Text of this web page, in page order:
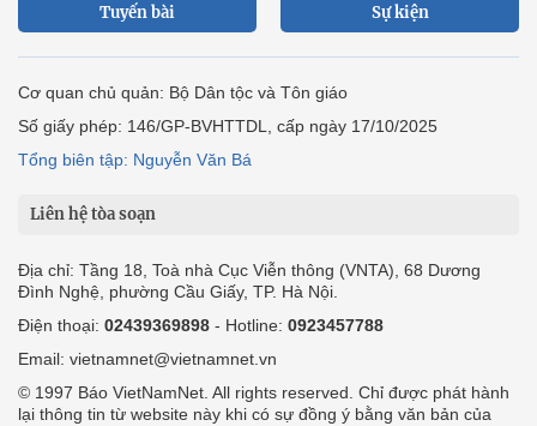
Tuyến bài Sự kiện
Cơ quan chủ quản: Bộ Dân tộc và Tôn giáo
Số giấy phép: 146/GP-BVHTTDL, cấp ngày 17/10/2025
Tổng biên tập: Nguyễn Văn Bá
Liên hệ tòa soạn
Địa chỉ: Tầng 18, Toà nhà Cục Viễn thông (VNTA), 68 Dương
Đình Nghệ, phường Cầu Giấy, TP. Hà Nội.
Điện thoại: 02439369898 - Hotline: 0923457788
Email: vietnamnet@vietnamnet.vn
© 1997 Báo VietNamNet. All rights reserved. Chỉ được phát hành
lại thông tin từ website này khi có sự đồng ý bằng văn bản của